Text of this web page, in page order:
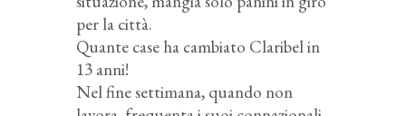
per la città.
Quante case ha cambiato Claribel in
13 anni!
Nel fine settimana, quando non